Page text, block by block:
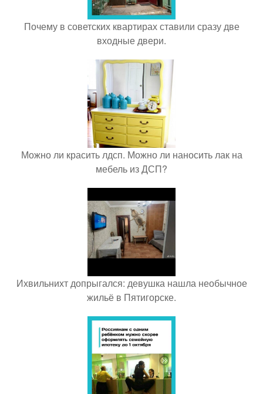
Почему в советских квартирах ставили сразу две
входные двери.
Можно ли красить лдсп. Можно ли наносить лак на
мебель из ДСП?
Ихвильнихт допрыгался: девушка нашла необычное
жильё в Пятигорске.